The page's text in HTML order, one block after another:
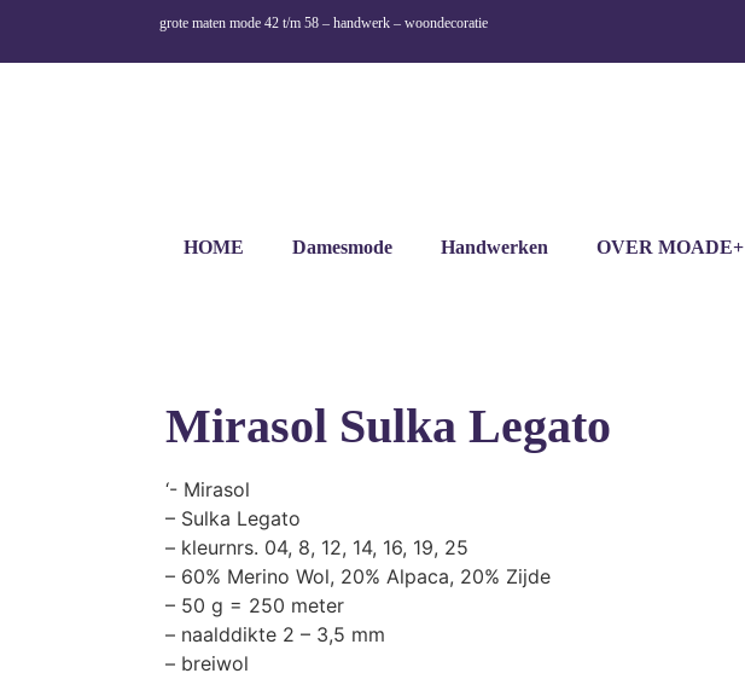
grote maten mode 42 t/m 58 – handwerk – woondecoratie
HOME Damesmode Handwerken OVER MOADE+
Mirasol Sulka Legato
‘- Mirasol
– Sulka Legato
– kleurnrs. 04, 8, 12, 14, 16, 19, 25
– 60% Merino Wol, 20% Alpaca, 20% Zijde
– 50 g = 250 meter
– naalddikte 2 – 3,5 mm
– breiwol